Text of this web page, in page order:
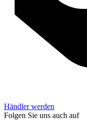
Händler werden
Folgen Sie uns auch auf